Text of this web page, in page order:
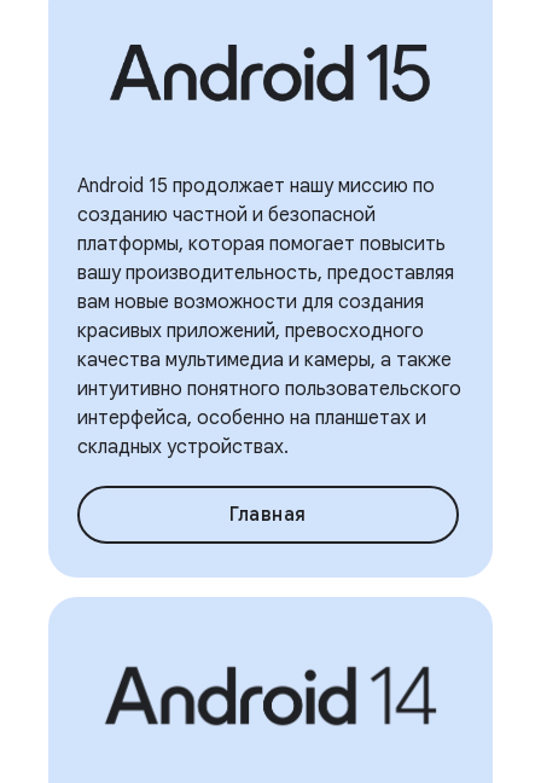
Android 15 продолжает нашу миссию по
созданию частной и безопасной
платформы, которая помогает повысить
вашу производительность, предоставляя
вам новые возможности для создания
красивых приложений, превосходного
качества мультимедиа и камеры, а также
интуитивно понятного пользовательского
интерфейса, особенно на планшетах и ​​
складных устройствах.
Главная